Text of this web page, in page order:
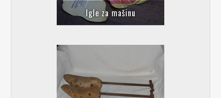
Igle za mašinu